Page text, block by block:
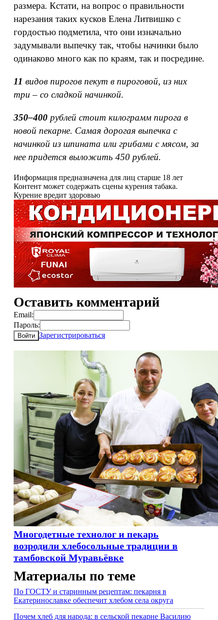
размера. Кстати, на вопрос о правильности
нарезания таких кусков Елена Литвишко с
гордостью подметила, что они изначально
задумывали выпечку так, чтобы начинки было
одинаково много как по краям, так и посредине.
11 видов пирогов пекут в пироговой, из них
три – со сладкой начинкой.
350–400 рублей стоит килограмм пирога в
новой пекарне. Самая дорогая выпечка с
начинкой из шпината или грибами с мясом, за
нее придется выложить 450 рублей.
Информация предназначена для лиц старше 18 лет
Контент может содержать сцены курения табака.
Курение вредит здоровью
Оставить комментарий
Email:
Пароль:
Войти Зарегистрироваться
Многодетные технолог и пекарь
возродили хлебосольные традиции в
тамбовской Муравьёвке
Материалы по теме
По ГОСТУ и старинным рецептам: пекарня в
Екатеринославке обеспечит хлебом села округа
Почем хлеб для народа: в сельской пекарне Василию